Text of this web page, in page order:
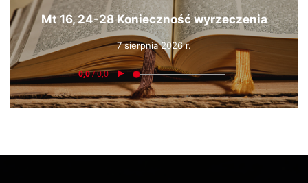
Mt 16, 24-28 Konieczność wyrzeczenia
7 sierpnia 2026 r.